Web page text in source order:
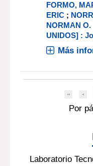
FORMO,
ERIC ;
NORMAN O.
UNIDOS] :
Más
Por
Laboratorio